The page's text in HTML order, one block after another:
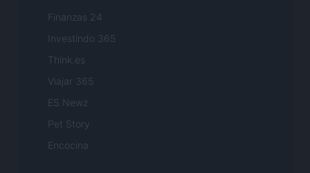
Finanzas 24
Investindo 365
Think.es
Viajar 365
ES Newz
Pet Story
Encocina